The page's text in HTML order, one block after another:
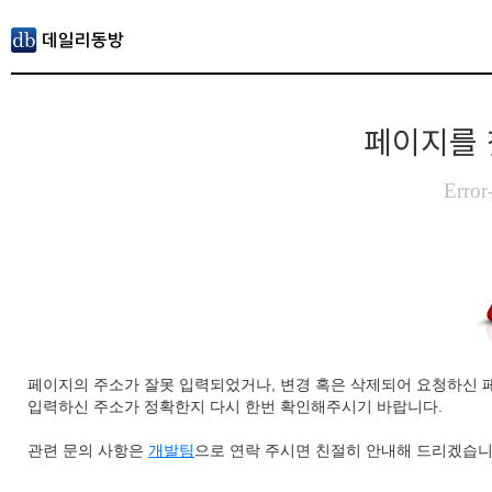
페이지를
페이지의 주소가 잘못 입력되었거나, 변경 혹은 삭제되어 요청하신
입력하신 주소가 정확한지 다시 한번 확인해주시기 바랍니다.
관련 문의 사항은 개발팀 으로 연락 주시면 친절히 안내해 드리겠습